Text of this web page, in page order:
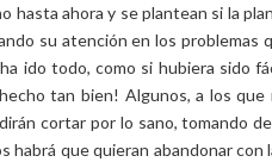
hasta ahora y se plantean si la
su atención en los problemas
ido todo, como si hubiera sido
tan bien! Algunos, a los
cortar por lo sano, tomando
habrá que quieran abandonar